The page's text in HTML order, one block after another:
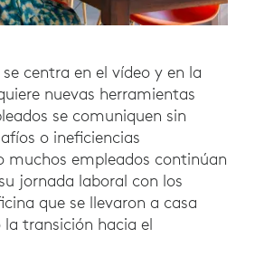
centra en el vídeo y en la
nuevas herramientas
se comuniquen sin
o ineficiencias
muchos empleados continúan
jornada laboral con los
que se llevaron a casa
transición hacia el